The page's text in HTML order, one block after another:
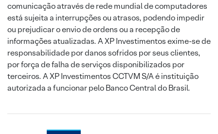
comunicação através de rede mundial de computadores
está sujeita a interrupções ou atrasos, podendo impedir
ou prejudicar o envio de ordens ou a recepção de
informações atualizadas. A XP Investimentos exime-se de
responsabilidade por danos sofridos por seus clientes,
por força de falha de serviços disponibilizados por
terceiros. A XP Investimentos CCTVM S/A é instituição
autorizada a funcionar pelo Banco Central do Brasil.